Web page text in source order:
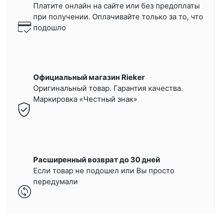
Платите онлайн на сайте или без предоплаты
при получении. Оплачивайте только за то, что
подошло
Официальный магазин Rieker
Оригинальный товар. Гарантия качества.
Маркировка «Честный знак»
Расширенный возврат до 30 дней
Если товар не подошел или Вы просто
передумали